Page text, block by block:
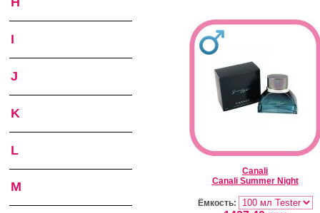
I
J
K
L
M
Canali
Canali Summer Night
Ёмкость: